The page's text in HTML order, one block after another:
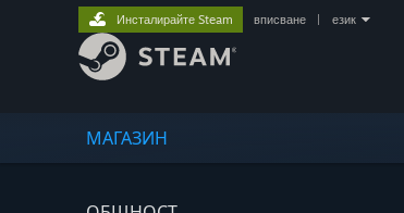
МАГАЗИН
Инсталирайте Steam вписване език